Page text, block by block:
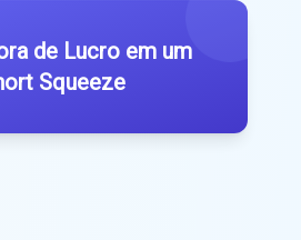
de Lucro em um
Squeeze